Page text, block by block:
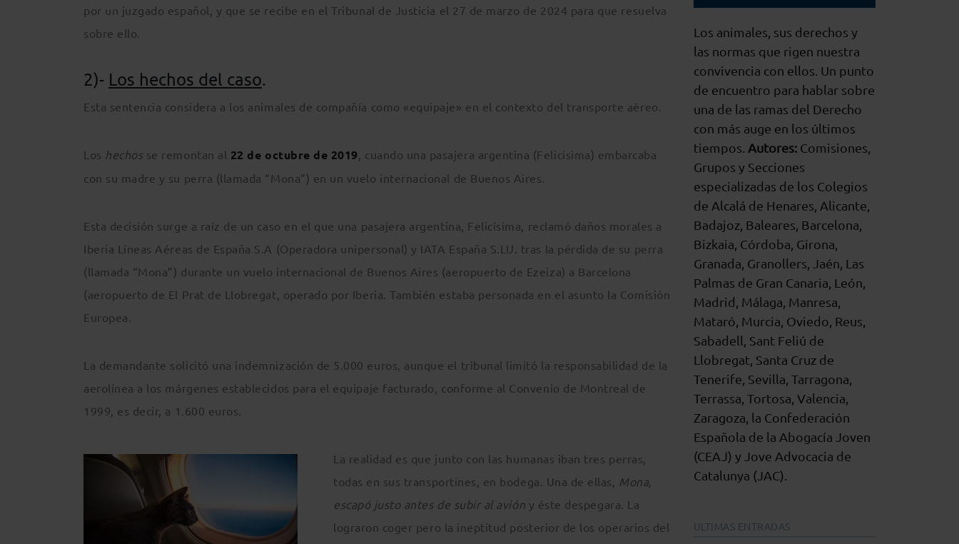
por un juzgado español, y que se recibe en el Tribunal de Justicia el 27 de marzo de 2024 para que resuelva
sobre ello.
2)- Los hechos del caso.
Esta sentencia considera a los animales de compañía como «equipaje» en el contexto del transporte aéreo.
Los hechos se remontan al 22 de octubre de 2019, cuando una pasajera argentina (Felicísima) embarcaba
con su madre y su perra (llamada “Mona”) en un vuelo internacional de Buenos Aires.
Esta decisión surge a raíz de un caso en el que una pasajera argentina, Felicísima, reclamó daños morales a
Iberia Líneas Aéreas de España S.A (Operadora unipersonal) y IATA España S.LU. tras la pérdida de su perra
(llamada “Mona”) durante un vuelo internacional de Buenos Aires (aeropuerto de Ezeiza) a Barcelona
(aeropuerto de El Prat de Llobregat, operado por Iberia. También estaba personada en el asunto la Comisión
Europea.
La demandante solicitó una indemnización de 5.000 euros, aunque el tribunal limitó la responsabilidad de la
aerolínea a los márgenes establecidos para el equipaje facturado, conforme al Convenio de Montreal de
1999, es decir, a 1.600 euros.
La realidad es que junto con las humanas iban tres perras,
todas en sus transportines, en bodega. Una de ellas, Mona,
escapó justo antes de subir al avión y éste despegara. La
lograron coger pero la ineptitud posterior de los operarios del
Los animales, sus derechos y
las normas que rigen nuestra
convivencia con ellos. Un punto
de encuentro para hablar sobre
una de las ramas del Derecho
con más auge en los últimos
tiempos. Autores: Comisiones,
Grupos y Secciones
especializadas de los Colegios
de Alcalá de Henares, Alicante,
Badajoz, Baleares, Barcelona,
Bizkaia, Córdoba, Girona,
Granada, Granollers, Jaén, Las
Palmas de Gran Canaria, León,
Madrid, Málaga, Manresa,
Mataró, Murcia, Oviedo, Reus,
Sabadell, Sant Feliú de
Llobregat, Santa Cruz de
Tenerife, Sevilla, Tarragona,
Terrassa, Tortosa, Valencia,
Zaragoza, la Confederación
Española de la Abogacía Joven
(CEAJ) y Jove Advocacia de
Catalunya (JAC).
ULTIMAS ENTRADAS